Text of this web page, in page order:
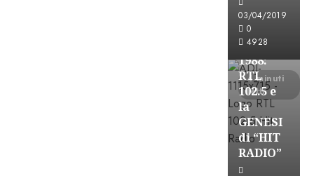
03/04/2019
0
4928
4 minuti
letti
FREE
A-
STORIES-
1988:
RTL
102.5 e
la
GENESI
di “HIT
RADIO”